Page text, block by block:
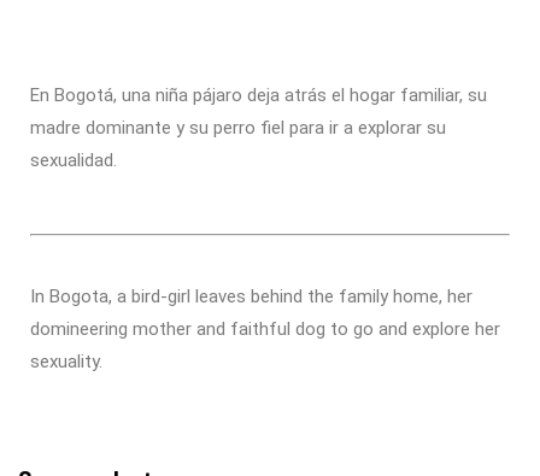
En Bogotá, una niña pájaro deja atrás el hogar familiar, su
madre dominante y su perro fiel para ir a explorar su
sexualidad.
In Bogota, a bird-girl leaves behind the family home, her
domineering mother and faithful dog to go and explore her
sexuality.